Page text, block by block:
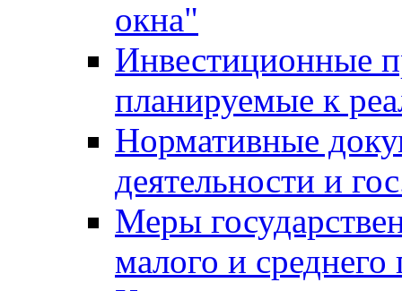
окна"
Инвестиционные
планируемые к
Нормативные
деятельности и
Меры
малого и среднего